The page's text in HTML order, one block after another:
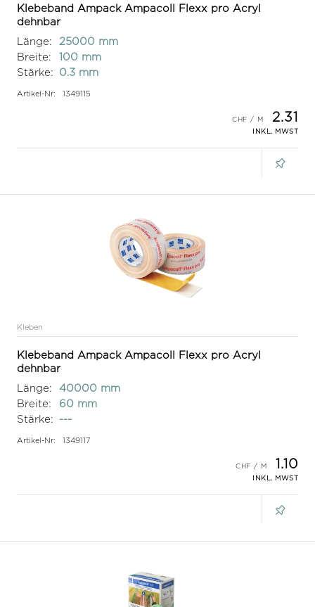
Klebeband Ampack Ampacoll Flexx pro Acryl
dehnbar
Länge:
25000 mm
Breite:
100 mm
Stärke:
0.3 mm
Artikel-Nr: 1349115
2.31
INKL. MWST
Kleben
Klebeband Ampack Ampacoll Flexx pro Acryl
dehnbar
Länge:
40000 mm
Breite:
60 mm
Stärke:
---
Artikel-Nr: 1349117
1.10
INKL. MWST